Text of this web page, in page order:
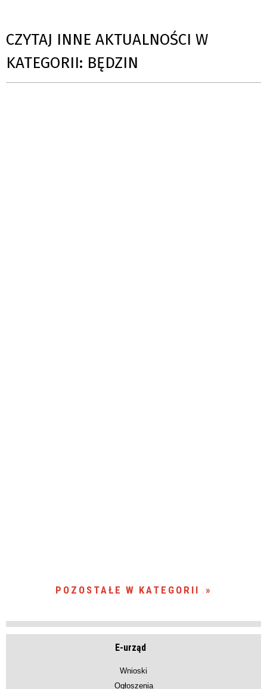
CZYTAJ INNE AKTUALNOŚCI W
KATEGORII: BĘDZIN
POZOSTAŁE W KATEGORII
E-urząd
Wnioski
Ogłoszenia